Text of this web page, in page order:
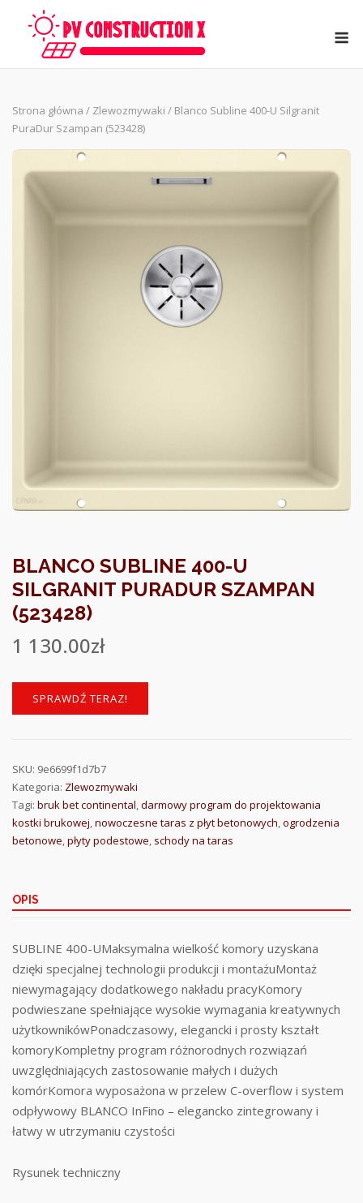
Strona główna / Zlewozmywaki / Blanco Subline 400-U Silgranit
PuraDur Szampan (523428)
BLANCO SUBLINE 400-U
SILGRANIT PURADUR SZAMPAN
(523428)
1 130.00zł
SPRAWDŹ TERAZ!
SKU: 9e6699f1d7b7
Kategoria: Zlewozmywaki
Tagi: bruk bet continental,darmowy program do projektowania
kostki brukowej,nowoczesne taras z płyt betonowych,ogrodzenia
betonowe,płyty podestowe, schody na taras
OPIS
SUBLINE 400-UMaksymalna wielkość komory uzyskana
dzięki specjalnej technologii produkcji i montażuMontaż
niewymagający dodatkowego nakładu pracyKomory
podwieszane spełniające wysokie wymagania kreatywnych
użytkownikówPonadczasowy, elegancki i prosty kształt
komoryKompletny program różnorodnych rozwiązań
uwzględniających zastosowanie małych i dużych
komórKomora wyposażona w przelew C-overflow i system
odpływowy BLANCO InFino – elegancko zintegrowany i
łatwy w utrzymaniu czystości
Rysunek techniczny